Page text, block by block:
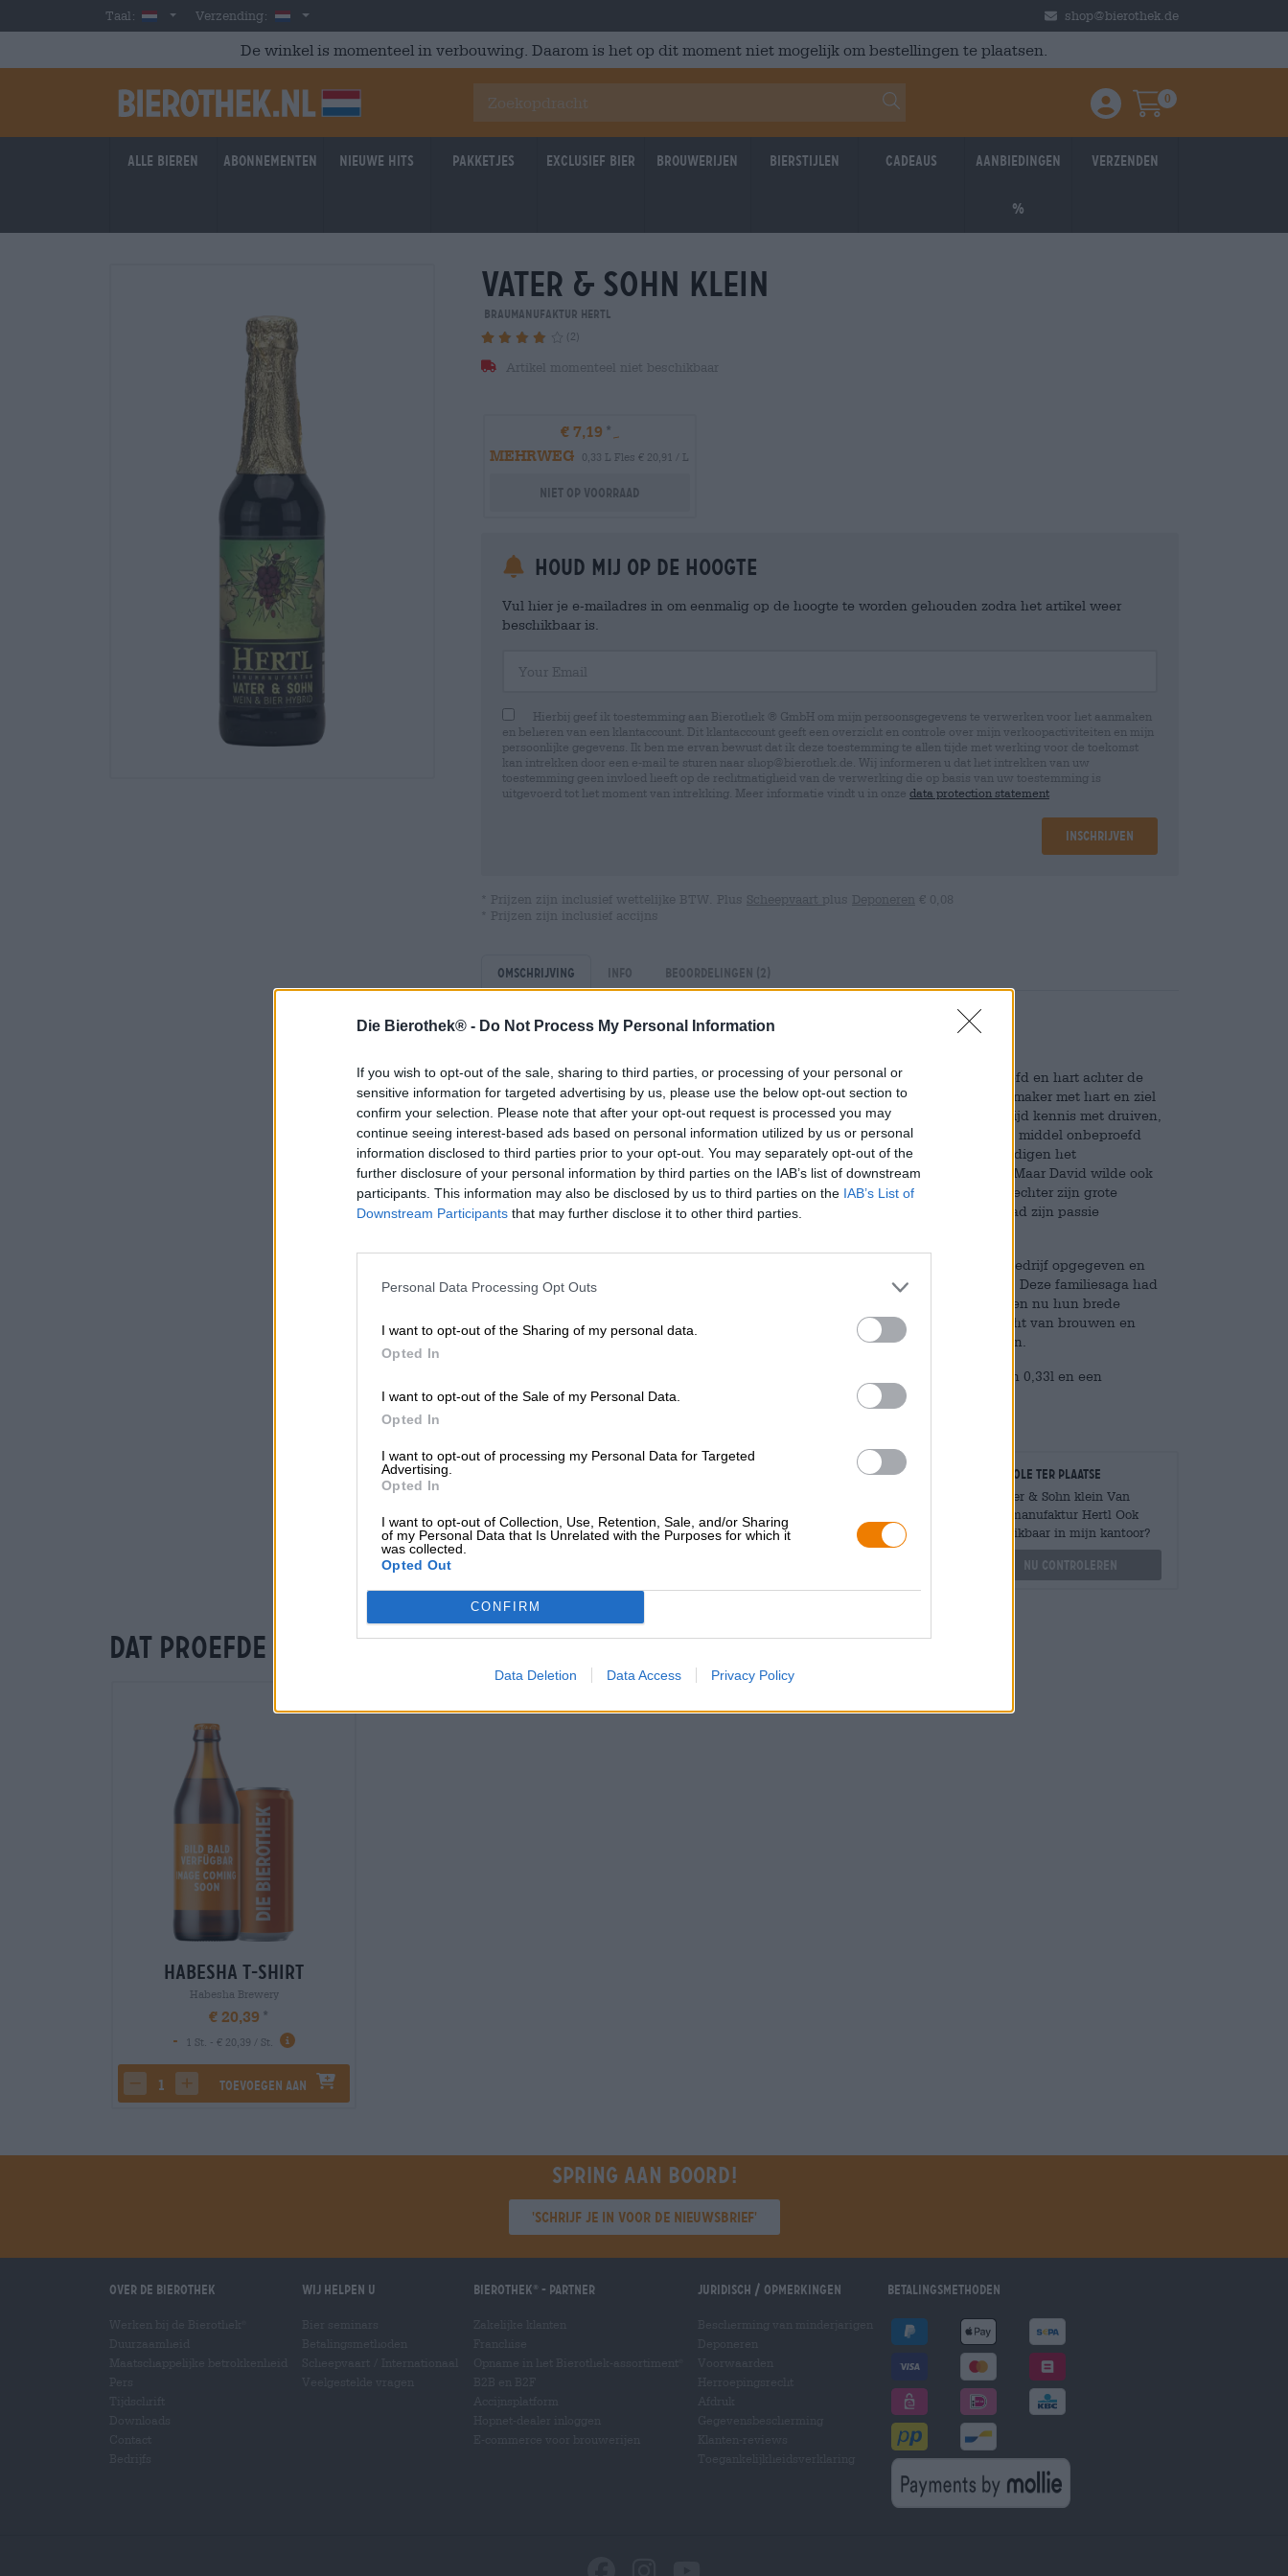
Die Bierothek® - Do Not Process My Personal Information
If you wish to opt-out of the sale, sharing to third parties, or processing of your personal or
sensitive information for targeted advertising by us, please use the below opt-out section to
confirm your selection. Please note that after your opt-out request is processed you may
continue seeing interest-based ads based on personal information utilized by us or personal
information disclosed to third parties prior to your opt-out. You may separately opt-out of the
further disclosure of your personal information by third parties on the IAB’s list of downstream
participants. This information may also be disclosed by us to third parties on the IAB’s List of
Downstream Participants that may further disclose it to other third parties.
Personal Data Processing Opt Outs
I want to opt-out of the Sharing of my personal data.
Opted In
I want to opt-out of the Sale of my Personal Data.
Opted In
I want to opt-out of processing my Personal Data for Targeted
Advertising.
Opted In
I want to opt-out of Collection, Use, Retention, Sale, and/or Sharing
of my Personal Data that Is Unrelated with the Purposes for which it
was collected.
Opted Out
CONFIRM
Data Deletion Data Access Privacy Policy
Skip to main content
Taal: DutchVerzending: Nederland shop@bierothek.de
De winkel is momenteel in verbouwing. Daarom is het op dit moment niet mogelijk om bestellingen te plaatsen.
Einloggen / Anmelden
Warenkorb
0
Alle bieren Abonnementen Nieuwe hits Pakketjes Exclusief Bier Brouwerijen Bierstijlen Cadeaus Aanbiedingen
%
Verzenden
vater & sohn klein
Braumanufaktur Hertl
(2)
Artikel momenteel niet beschikbaar
€ 7,19
MEHRWEG
0,33 L Fles € 20,91 / L
Niet op voorraad
Houd mij op de hoogte
Vul hier je e-mailadres in om eenmalig op de hoogte te worden gehouden zodra het artikel weer
beschikbaar is.
Hierbij geef ik toestemming aan Bierothek ® GmbH om mijn persoonsgegevens te verwerken voor het aanmaken
en beheren van een klantaccount. Dit klantaccount geeft een overzicht en controle over mijn verkoopactiviteiten en mijn
persoonlijke gegevens. Ik ben me ervan bewust dat ik deze toestemming te allen tijde met werking voor de toekomst
kan intrekken door een e-mail te sturen naar shop@bierothek.de. Wij informeren u dat het intrekken van uw
toestemming geen invloed heeft op de rechtmatigheid van de verwerking die op basis van uw toestemming is
uitgevoerd tot het moment van intrekking. Meer informatie vindt u in onze data protection statement
Inschrijven
* Prijzen zijn inclusief wettelijke BTW. Plus Scheepvaart plus Deponeren € 0,08
* Prijzen zijn inclusief accijns
Omschrijving Info Beoordelingen (2)
Achter deze biercreatie schuilt een heel persoonlijk verhaal. David Hertl, het hoofd en hart achter de
Hertl-brouwerij, komt eigenlijk uit een wijnfamilie. Zijn vader Bernd Hertl is wijnmaker met hart en ziel
en wilde dat zijn zoon het vak ook zou leren. De jongen maakte al op jonge leeftijd kennis met druiven,
maar zijn enthousiasme voor oenologie ontwikkelde zich niet echt. Er werd geen middel onbeproefd
gelaten, maar de koppige David kon niet overtuigd worden. Om hem aan te moedigen het
familiebedrijf voort te zetten, werd de jongen met zijn grootvader meegestuurd. Maar David wilde ook
geen elektricien worden. Tijdens een bezoek aan een brouwerij ontdekte David echter zijn grote
interesse in het brouwvak. De familie slaakte een zucht van verlichting, David had zijn passie
En omdat de Hertls geen wrok koesteren, heeft Bernd op korte termijn zijn wijnbedrijf opgegeven en
ondersteunt hij David sinds dag één actief in de kleinste brouwerij van Franken. Deze familiesaga had
slecht kunnen aflopen, maar de Hertls hebben er het beste van gemaakt en vieren nu hun brede
interesses met een gezamenlijke creatie. Vater & Sohn is een bier dat het ambacht van brouwen en
wijnmaken combineert: een jonge stout wordt vergist met een jonge Domina-wijn.
Het resultaat is een fantastisch bier dat verkrijgbaar is in een monstergrootte van 0,33l en een
gourmetgrootte van 0,75l.
Wij zijn er voor u.
shop@bierothek.de
Du willst größere Mengen
günstiger einkaufen?
Controle ter plaatse
Is Vater & Sohn klein Van
Braumanufaktur Hertl Ook
beschikbaar in mijn kantoor?
Nu controleren
Dat proefde je ook
Habesha T-Shirt
Habesha Brewery
€ 20,39
-
1 St. - € 20,39 / St.
decrease quantity
increase quantity
Toevoegen aan
Spring aan boord!
'Schrijf je in voor de nieuwsbrief'
Over de Bierothek Wij helpen u Bierothek - Partner Juridisch / Opmerkingen Betalingsmethoden